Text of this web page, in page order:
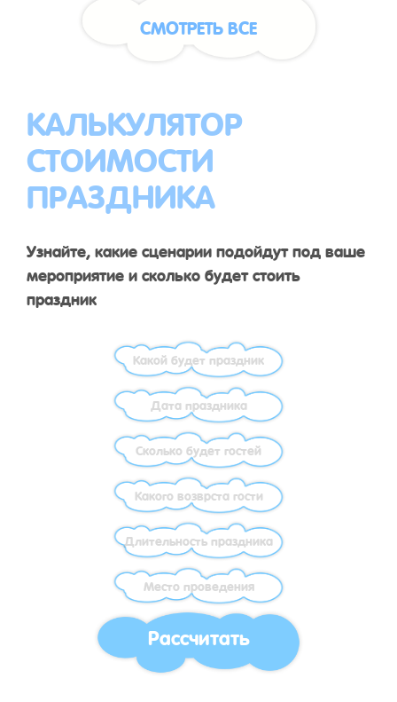
СМОТРЕТЬ ВСЕ
КАЛЬКУЛЯТОР
СТОИМОСТИ
ПРАЗДНИКА
Узнайте, какие сценарии подойдут под ваше
мероприятие и сколько будет стоить
праздник
Рассчитать